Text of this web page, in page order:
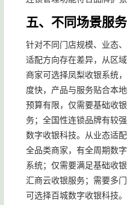
五、不同场景服
针对不同门店规模、业态
适配方向存在差异，从区
商家可选择凤梨收银系统
度快，产品与服务贴合本
预算有限，仅需要基础收
务；全国性连锁品牌有较
数字收银科技。从业态适
全品类商家，有全周期数
系统；仅需要满足基础收
汇商云收银服务；需要多
可选择百城数字收银科技